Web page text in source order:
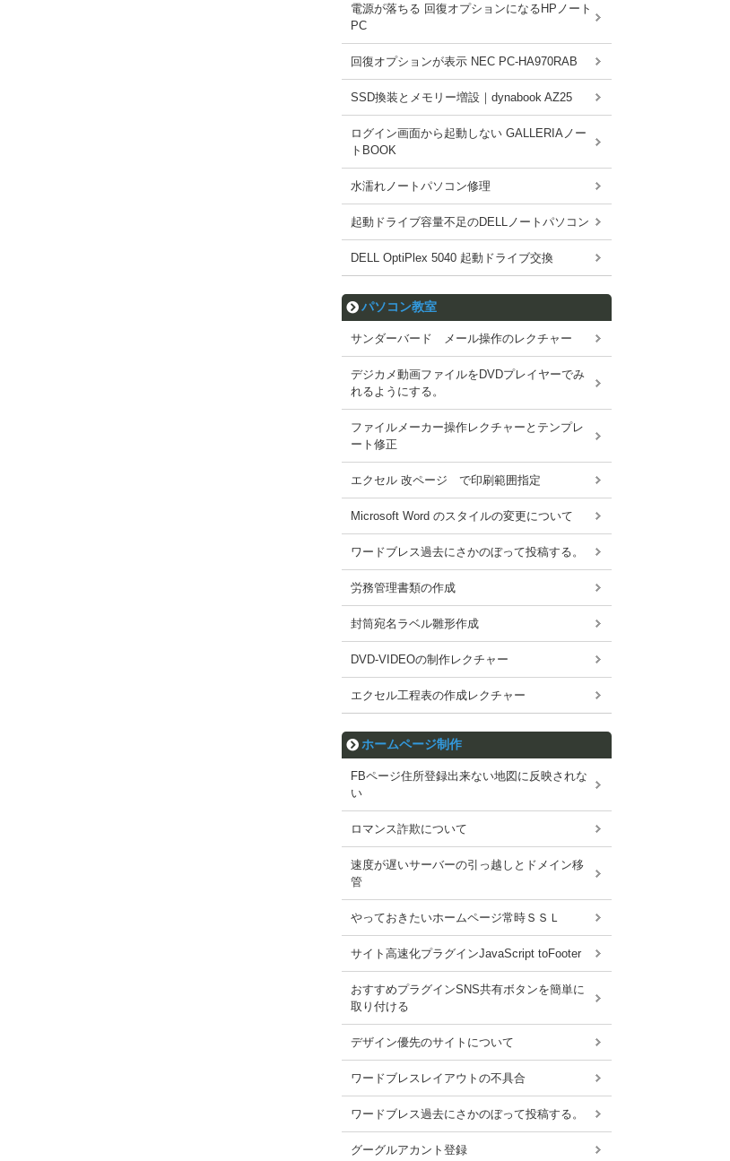
電源が落ちる 回復オプションになるHPノート
PC
回復オプションが表示 NEC PC-HA970RAB
SSD換装とメモリー増設｜dynabook AZ25
ログイン画面から起動しない GALLERIAノー
トBOOK
水濡れノートパソコン修理
起動ドライブ容量不足のDELLノートパソコン
DELL OptiPlex 5040 起動ドライブ交換
パソコン教室
サンダーバード メール操作のレクチャー
デジカメ動画ファイルをDVDプレイヤーでみ
れるようにする。
ファイルメーカー操作レクチャーとテンプレ
ート修正
エクセル 改ページ で印刷範囲指定
Microsoft Word のスタイルの変更について
ワードブレス過去にさかのぼって投稿する。
労務管理書類の作成
封筒宛名ラベル雛形作成
DVD-VIDEOの制作レクチャー
エクセル工程表の作成レクチャー
ホームページ制作
FBページ住所登録出来ない地図に反映されな
い
ロマンス詐欺について
速度が遅いサーバーの引っ越しとドメイン移
管
やっておきたいホームページ常時ＳＳＬ
サイト高速化プラグインJavaScript toFooter
おすすめプラグインSNS共有ボタンを簡単に
取り付ける
デザイン優先のサイトについて
ワードブレスレイアウトの不具合
ワードブレス過去にさかのぼって投稿する。
グーグルアカント登録